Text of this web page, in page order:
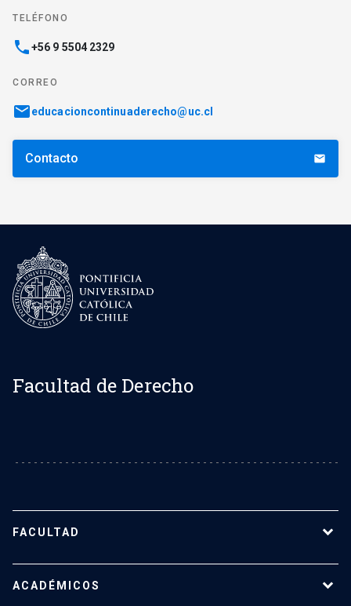
TELÉFONO
phone+56 9 5504 2329
CORREO
emaileducacioncontinuaderecho@uc.cl
Contacto email
Facultad de Derecho
FACULTAD
ACADÉMICOS